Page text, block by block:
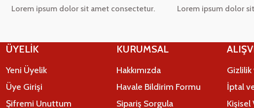
Lorem ipsum dolor sit amet consectetur. Lorem ipsum dolor
ÜYELİK
Yeni Üyelik
Üye Girişi
Şifremi Unuttum
KURUMSAL
Hakkımızda
Havale Bildirim Formu
Sipariş Sorgula
İptal
Kişisel